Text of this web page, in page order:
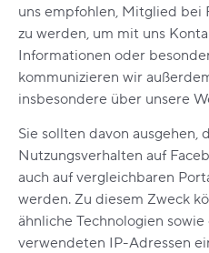
uns empfohlen, Mitglied bei
zu werden, um mit uns
Informationen oder
kommunizieren wir
insbesondere über unsere
Sie sollten davon ausgehen,
Nutzungsverhalten auf
auch auf vergleichbaren
werden. Zu diesem Zweck
ähnliche Technologien
verwendeten IP-Adressen